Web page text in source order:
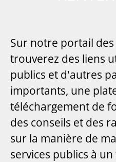
Sur notre portail
trouverez des liens
publics et d'autres
importants, une
téléchargement de
des conseils et des
sur la manière de
services publics à